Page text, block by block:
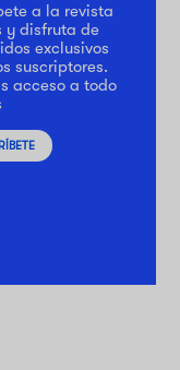
a la revista
y disfruta de
exclusivos
suscriptores.
acceso a todo